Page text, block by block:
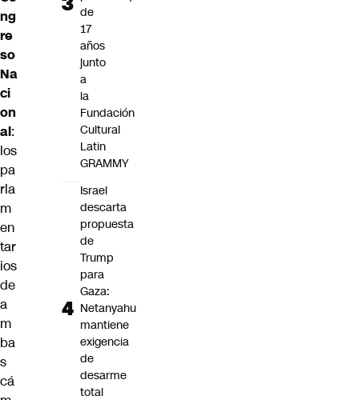
ng
re
so
Na
ci
on
al:
los
pa
rla
m
en
tar
ios
de
a
m
ba
s
cá
de
17
años
junto
a
la
Fundación
Cultural
Latin
GRAMMY
Israel
descarta
propuesta
de
Trump
para
Gaza:
Netanyahu
mantiene
exigencia
de
desarme
total